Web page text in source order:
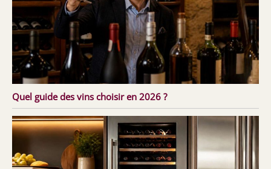
Quel guide des vins choisir en 2026 ?